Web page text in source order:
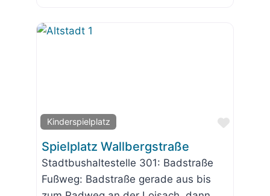
Kinderspielplatz
Favorit
Spielplatz Wallbergstraße
Stadtbushaltestelle 301: Badstraße
Fußweg: Badstraße gerade aus bis